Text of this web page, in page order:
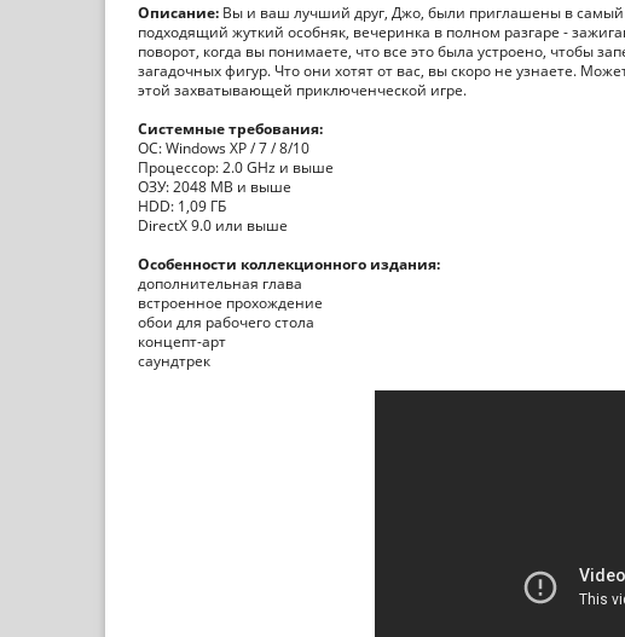
Описание: Вы и ваш лучший друг, Джо, были приглашены в самый
подходящий жуткий особняк, вечеринка в полном разгаре -
поворот, когда вы понимаете, что все это была устроено, чтобы
загадочных фигур. Что они хотят от вас, вы скоро не узнаете.
этой захватывающей приключенческой игре.
Системные требования:
OС: Windows XP / 7 / 8/10
Процессор: 2.0 GHz и выше
ОЗУ: 2048 MB и выше
HDD: 1,09 ГБ
DirectX 9.0 или выше
Особенности коллекционного издания:
дополнительная глава
встроенное прохождение
обои для рабочего стола
концепт-арт
саундтрек